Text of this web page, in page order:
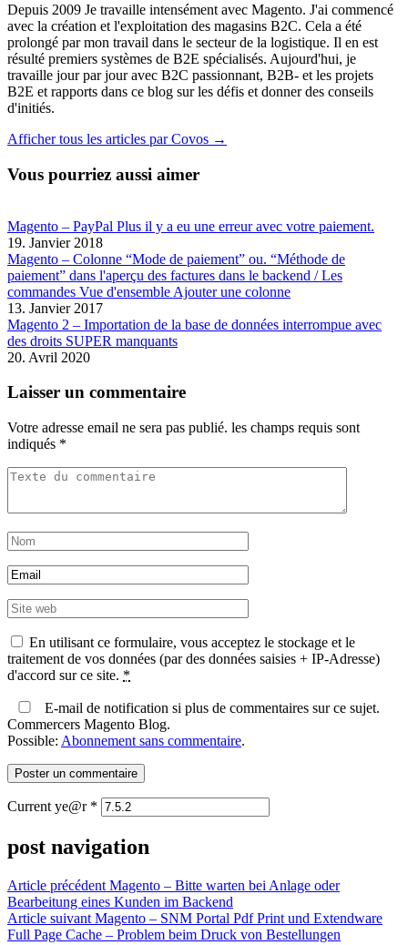
Depuis 2009 Je travaille intensément avec Magento. J'ai commencé
avec la création et l'exploitation des magasins B2C. Cela a été
prolongé par mon travail dans le secteur de la logistique. Il en est
résulté premiers systèmes de B2E spécialisés. Aujourd'hui, je
travaille jour par jour avec B2C passionnant, B2B- et les projets
B2E et rapports dans ce blog sur les défis et donner des conseils
d'initiés.
Afficher tous les articles par Covos →
Vous pourriez aussi aimer
Magento – PayPal Plus il y a eu une erreur avec votre paiement.
19. Janvier 2018
Magento – Colonne “Mode de paiement” ou. “Méthode de
paiement” dans l'aperçu des factures dans le backend / Les
commandes Vue d'ensemble Ajouter une colonne
13. Janvier 2017
Magento 2 – Importation de la base de données interrompue avec
des droits SUPER manquants
20. Avril 2020
Laisser un commentaire
Votre adresse email ne sera pas publié. les champs requis sont
indiqués *
En utilisant ce formulaire, vous acceptez le stockage et le
traitement de vos données (par des données saisies + IP-Adresse)
d'accord sur ce site. *
E-mail de notification si plus de commentaires sur ce sujet.
Commercers Magento Blog.
Possible: Abonnement sans commentaire.
Current ye@r *
post navigation
Article précédent Magento – Bitte warten bei Anlage oder
Bearbeitung eines Kunden im Backend
Article suivant Magento – SNM Portal Pdf Print und Extendware
Full Page Cache – Problem beim Druck von Bestellungen